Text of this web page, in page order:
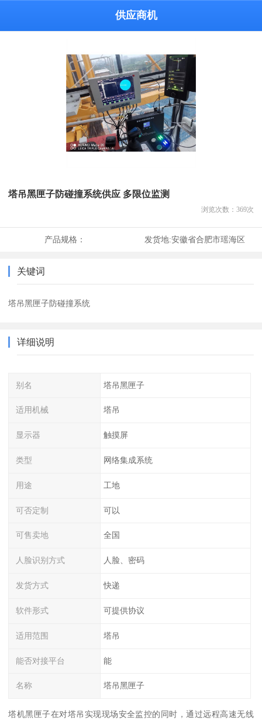
供应商机
塔吊黑匣子防碰撞系统供应 多限位监测
浏览次数： 369次
产品规格： 发货地:安徽省合肥市瑶海区
关键词
塔吊黑匣子防碰撞系统
详细说明
别名 塔吊黑匣子
适用机械 塔吊
显示器 触摸屏
类型 网络集成系统
用途 工地
可否定制 可以
可售卖地 全国
人脸识别方式 人脸、密码
发货方式 快递
软件形式 可提供协议
适用范围 塔吊
能否对接平台 能
名称 塔吊黑匣子
塔机黑匣子在对塔吊实现现场安全监控的同时，通过远程高速无线